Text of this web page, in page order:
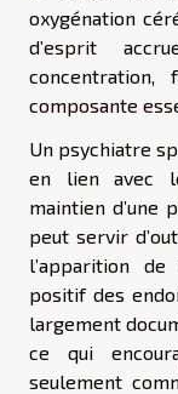
oxygénation
d’esprit
concentration,
composante
Un psychiatre
en lien avec
maintien d’une
peut servir
l’apparition de
positif des
largement
ce qui
seulement